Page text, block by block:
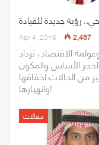
رؤية جديدة للقيادة
Apr 4, 2016 2,487
الاقتصاد، تزداد
الحجر الأساس والمكون
من الحالات اخفاقها
وانهيارها!
مقالات